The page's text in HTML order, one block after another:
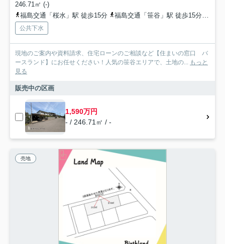
246.71㎡ (-)
福島交通「桜水」駅 徒歩15分
福島交通「笹谷」駅 徒歩15分
公共下水
現地のご案内や資料請求、住宅ローンのご相談など【住まいの窓口 バ
ースランド】にお任せください！人気の笹谷エリアで、土地の... もっと
見る
販売中の区画
1,590万円
- / 246.71㎡ / -
売地